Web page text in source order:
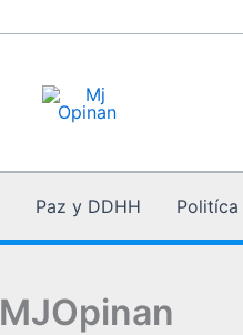
Paz y DDHH Politíca
MJOpinan